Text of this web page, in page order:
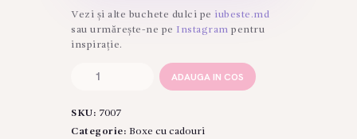
Vezi și alte buchete dulci pe iubeste.md
sau urmărește-ne pe Instagram pentru
inspirație.
Cantitate
"Liliac
Symphony"
ADAUGA IN COS
SKU: 7007
Categorie: Boxe cu cadouri